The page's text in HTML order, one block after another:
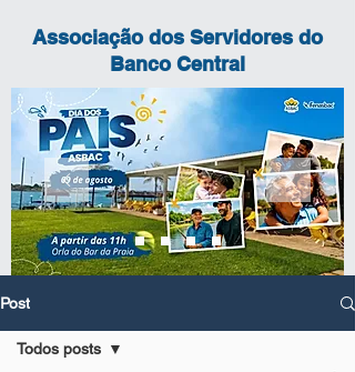
Associação dos Servidores do
Banco Central
Post
Todos posts